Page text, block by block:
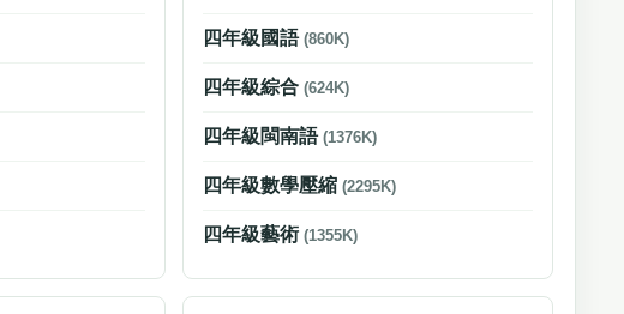
四年級國語(860K)
四年級綜合(624K)
四年級閩南語(1376K)
四年級數學壓縮(2295K)
四年級藝術(1355K)